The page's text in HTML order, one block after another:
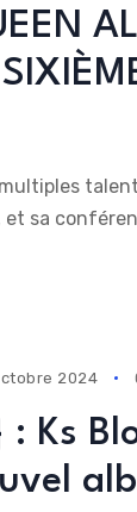
et sa
2024
Ks